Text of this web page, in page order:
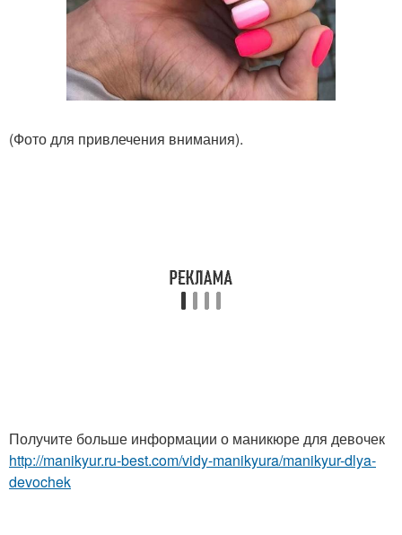
(Фото для привлечения внимания).
Получите больше информации о маникюре для девочек
http://manikyur.ru-best.com/vidy-manikyura/manikyur-dlya-
devochek